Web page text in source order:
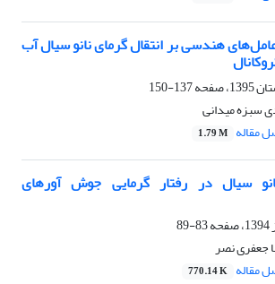
هندسی بر انتقال گرمای نانو سیال آب
137-150
سبزه میدانی
مقاله 1.79 M
سیال در رفتار گرمایی جوش آورهای
83-89
جعفری نصر
مقاله 770.14 K